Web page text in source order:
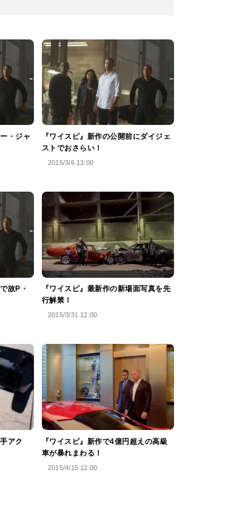
・ジャ
『ワイスピ』新作の公開前にダイジェ
ストでおさらい！
2015/3/6 13:00
故P・
『ワイスピ』最新作の新場面写真を先
行解禁！
2015/3/31 12:00
アク
『ワイスピ』新作で4億円超えの高級
車が暴れまわる！
2015/4/15 12:00